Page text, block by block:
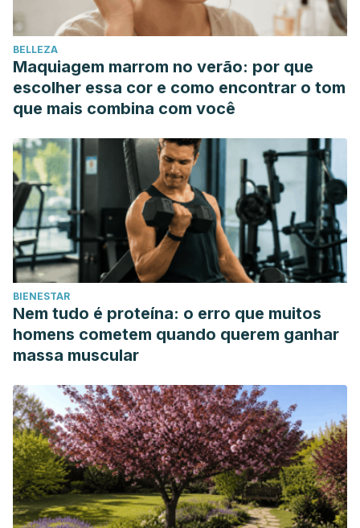
https://www.nhlbi.nih.gov/health-topics/espanol/insomnio
Ong, J. C., Manber, R., Segal, Z., Xia, Y., Shapiro, S., &
Wyatt, J. K. (2014). A randomized controlled trial of
mindfulness meditation for chronic insomnia.
Sleep
1553-1563.
Retrieved 5 July 2020, from https://www.mayoclinic.org/es-
es/diseases-conditions/insomnia/symptoms-causes/syc-
20355167
BELLEZA
Maquiagem marrom no verão: por que
escolher essa cor e como encontrar o tom
que mais combina com você
BIENESTAR
Nem tudo é proteína: o erro que muitos
homens cometem quando querem ganhar
massa muscular